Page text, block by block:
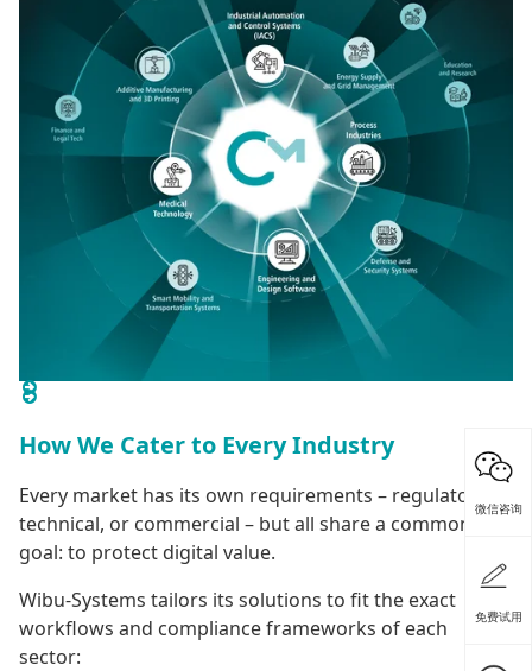
How We Cater to Every Industry
Every market has its own requirements – regulatory,
technical, or commercial – but all share a common
goal: to protect digital value.
Wibu-Systems tailors its solutions to fit the exact
workflows and compliance frameworks of each
sector:
微信咨询
免费试用